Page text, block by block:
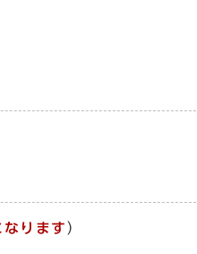
ります ）